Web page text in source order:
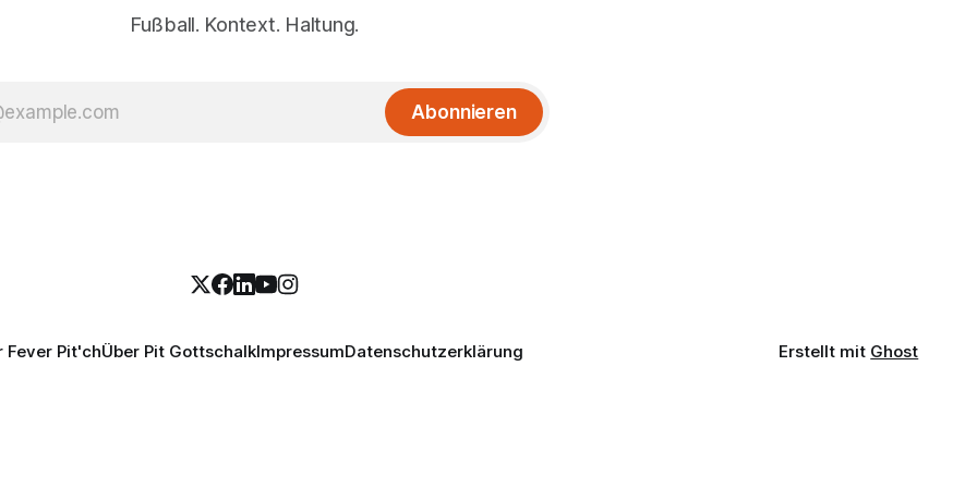
Fußball. Kontext. Haltung.
Abonnieren
Fever Pit'chÜber Pit GottschalkImpressumDatenschutzerklärung Erstellt mit Ghost